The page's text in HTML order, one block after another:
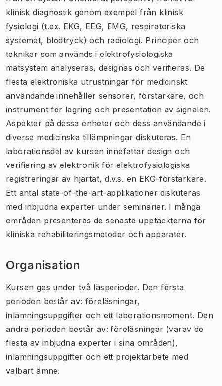
klinisk diagnostik genom exempel från klinisk
fysiologi (t.ex. EKG, EEG, EMG, respiratoriska
systemet, blodtryck) och radiologi. Principer och
tekniker som används i elektrofysiologiska
mätsystem analyseras, designas och verifieras. De
flesta elektroniska utrustningar för medicinskt
användande innehåller sensorer, förstärkare, och
instrument för lagring och presentation av signalen.
Aspekter på dessa enheter och dess användande i
diverse medicinska tillämpningar diskuteras. En
laborationsdel av kursen innefattar design och
verifiering av elektronik för elektrofysiologiska
registreringar av hjärtat, d.v.s. en EKG-förstärkare.
Ett antal state-of-the-art-applikationer diskuteras
med inbjudna experter under seminarier. I många
områden presenteras de senaste upptäckterna för
kliniska rehabiliteringsmetoder och apparater.
Organisation
Kursen ges under två läsperioder. Den första
perioden består av: föreläsningar,
inlämningsuppgifter och ett laborationsmoment. Den
andra perioden består av: föreläsningar (varav de
flesta av inbjudna experter i sina områden),
inlämningsuppgifter och ett projektarbete med
valbart ämne.